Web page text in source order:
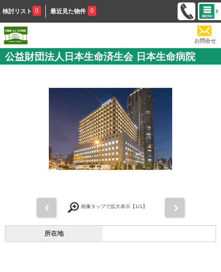
検討リスト 0 最近見た物件 0
お問合せ
公益財団法人日本生命済生会 日本生命病院
画像タップで拡大表示【1/1】
所在地